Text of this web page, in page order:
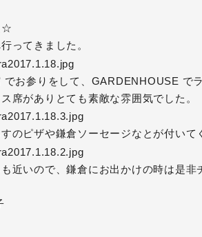
☆
ってきました。
でお参りをして、 GARDENHOUSE で
席がありとても素敵な雰囲気でした。
のピザや鎌倉ソーセージなとが付いて
近いので、鎌倉にお出かけの時は是非